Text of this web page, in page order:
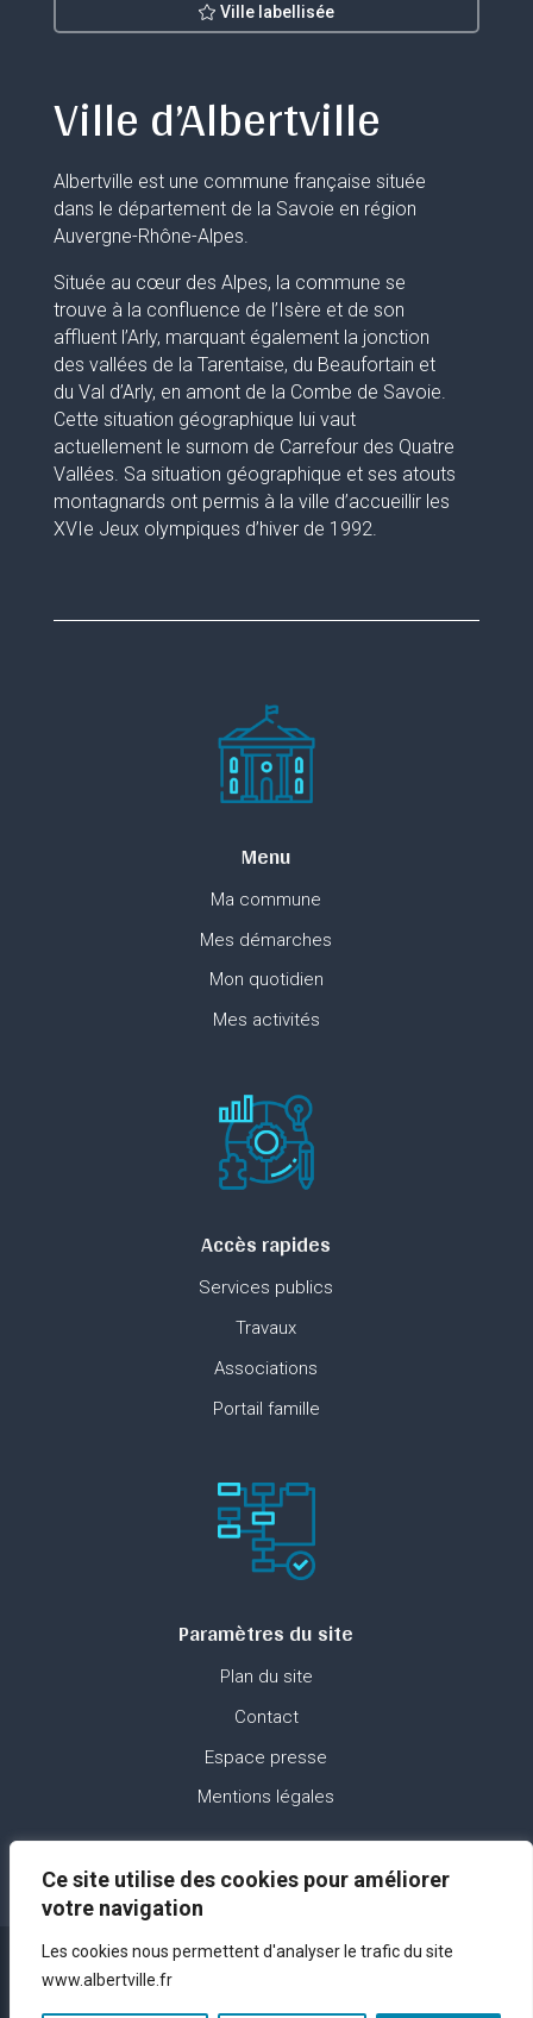
Ce site utilise des cookies pour améliorer
votre navigation
Les cookies nous permettent d'analyser le trafic du site
www.albertville.fr
Ville labellisée
Ville d’Albertville
Albertville est une commune française située
dans le département de la Savoie en région
Auvergne-Rhône-Alpes.
Située au cœur des Alpes, la commune se
trouve à la confluence de l’Isère et de son
affluent l’Arly, marquant également la jonction
des vallées de la Tarentaise, du Beaufortain et
du Val d’Arly, en amont de la Combe de Savoie.
Cette situation géographique lui vaut
actuellement le surnom de Carrefour des Quatre
Vallées. Sa situation géographique et ses atouts
montagnards ont permis à la ville d’accueillir les
XVIe Jeux olympiques d’hiver de 1992.
Menu
Ma commune
Mes démarches
Mon quotidien
Mes activités
Accès rapides
Services publics
Travaux
Associations
Portail famille
Paramètres du site
Plan du site
Contact
Espace presse
Mentions légales